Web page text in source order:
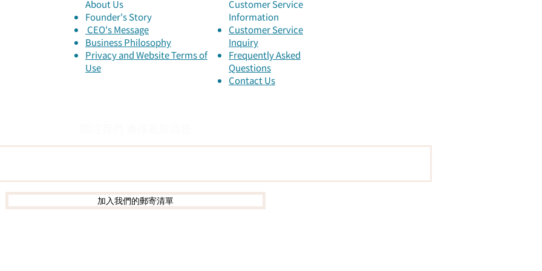
About Us
Founder's Story
​ CEO's Message
​Business Philosophy
Privacy and Website Terms of
Use
Customer Service
Information
Customer Service
Inquiry
Frequently Asked
Questions
Contact Us
加入我們的郵寄清單